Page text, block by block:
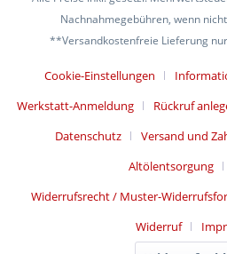
Nachnahmegebühren, wenn
**Versandkostenfreie Lieferung
Cookie-Einstellungen
Werkstatt-Anmeldung
Rückruf
Datenschutz
Versand und
Altölentsorgung
Widerrufsrecht / Muster-
Widerruf